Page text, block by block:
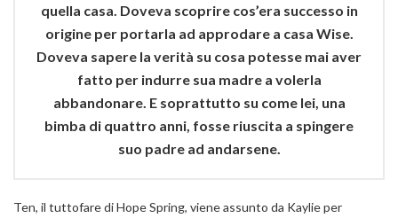
quella casa. Doveva scoprire cos’era successo in
origine per portarla ad approdare a casa Wise.
Doveva sapere la verità su cosa potesse mai aver
fatto per indurre sua madre a volerla
abbandonare. E soprattutto su come lei, una
bimba di quattro anni, fosse riuscita a spingere
suo padre ad andarsene.
Ten, il tuttofare di Hope Spring, viene assunto da Kaylie per